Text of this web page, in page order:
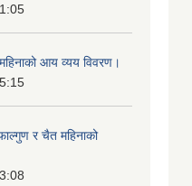
आय व्यय विवरण।
र चैत महिनाको